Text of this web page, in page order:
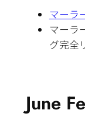
マーラ
マーラ
グ完全
June